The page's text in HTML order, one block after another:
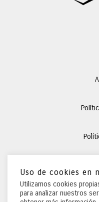
Uso de cookies en
Utilizamos cookies
para analizar nuestros